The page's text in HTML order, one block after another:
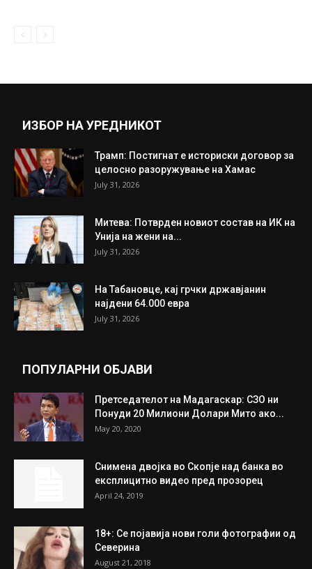
ИЗБОР НА УРЕДНИКОТ
Трамп: Постигнат е историски договор за
целосно разоружување на Хамас
July 31, 2026
Митева: Потврден новиот состав на ИК на
Унија на жени на...
July 31, 2026
На Табановце, кај грчки државјанин
најдени 64.000 евра
July 31, 2026
ПОПУЛАРНИ ОБЈАВИ
Претседателот на Мадагаскар: СЗО ни
Понуди 20 Милиони Долари Мито ако...
May 20, 2020
Снимена двојка во Скопје над банка во
експлицитно видео пред прозорец
April 24, 2019
18+: Се појавија нови голи фотографии од
Северина
August 21, 2018